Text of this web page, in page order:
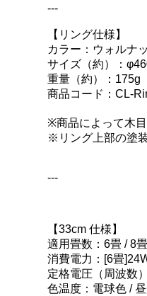
---
【リング仕様】
カラー：ウォルナ
サイズ（約）：
重量（約）：175g
商品コード：CL-
※商品によって木
※リング上部の塗
---
【33cm 仕様】
適用畳数：6畳 / 8畳
消費電力：[6畳
定格電圧（周波数
色温度：電球色 /